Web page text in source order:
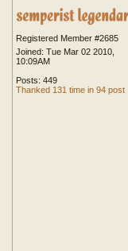
Registered Member #2685
Joined: Tue Mar 02 2010,
10:09AM
Posts: 449
Thanked 131 time in 94 post